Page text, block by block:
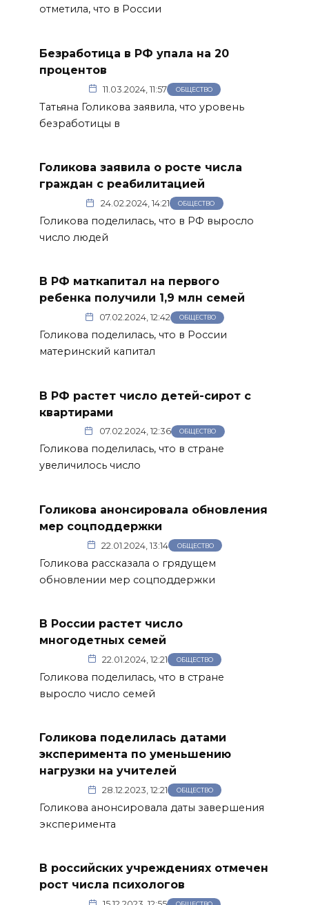
отметила, что в России
Безработица в РФ упала на 20
процентов
11.03.2024, 11:57 ОБЩЕСТВО
Татьяна Голикова заявила, что уровень
безработицы в
Голикова заявила о росте числа
граждан с реабилитацией
24.02.2024, 14:21 ОБЩЕСТВО
Голикова поделилась, что в РФ выросло
число людей
В РФ маткапитал на первого
ребенка получили 1,9 млн семей
07.02.2024, 12:42 ОБЩЕСТВО
Голикова поделилась, что в России
материнский капитал
В РФ растет число детей-сирот с
квартирами
07.02.2024, 12:36 ОБЩЕСТВО
Голикова поделилась, что в стране
увеличилось число
Голикова анонсировала обновления
мер соцподдержки
22.01.2024, 13:14 ОБЩЕСТВО
Голикова рассказала о грядущем
обновлении мер соцподдержки
В России растет число
многодетных семей
22.01.2024, 12:21 ОБЩЕСТВО
Голикова поделилась, что в стране
выросло число семей
Голикова поделилась датами
эксперимента по уменьшению
нагрузки на учителей
28.12.2023, 12:21 ОБЩЕСТВО
Голикова анонсировала даты завершения
эксперимента
В российских учреждениях отмечен
рост числа психологов